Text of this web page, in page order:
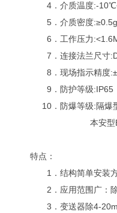
4．介质温度:-
5．介质密度
6．工作压力
7．连接法兰尺寸
8．现场指示精度
9．防护等级:IP65
10．防爆等级:隔爆
本安型
特点：
1．结构简单安装方
2．应用范围广：除
3．变送器除4-